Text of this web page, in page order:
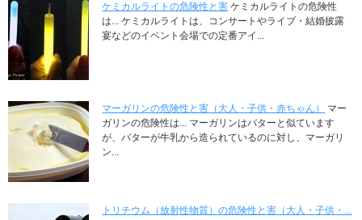
ケミカルライトの危険性と害 ケミカルライトの危険性
は... ケミカルライトは、コンサートやライブ・結婚披露
宴などのイベント会場での定番アイ...
マーガリンの危険性と害（大人・子供・赤ちゃん）
マー
ガリンの危険性は... マーガリンはバターと似ています
が、バターが牛乳から造られているのに対し、マーガリ
ン...
トリチウム（放射性物質）の危険性と害（大人・子供・...